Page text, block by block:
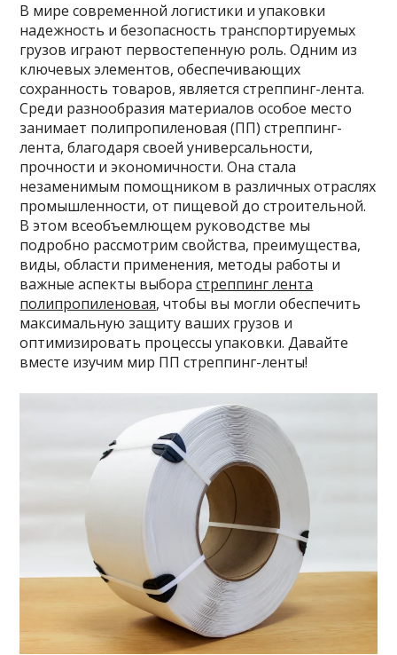
В мире современной логистики и упаковки
надежность и безопасность транспортируемых
грузов играют первостепенную роль. Одним из
ключевых элементов, обеспечивающих
сохранность товаров, является стреппинг-лента.
Среди разнообразия материалов особое место
занимает полипропиленовая (ПП) стреппинг-
лента, благодаря своей универсальности,
прочности и экономичности. Она стала
незаменимым помощником в различных отраслях
промышленности, от пищевой до строительной.
В этом всеобъемлющем руководстве мы
подробно рассмотрим свойства, преимущества,
виды, области применения, методы работы и
важные аспекты выборастреппинг лента
полипропиленовая, чтобы вы могли обеспечить
максимальную защиту ваших грузов и
оптимизировать процессы упаковки. Давайте
вместе изучим мир ПП стреппинг-ленты!